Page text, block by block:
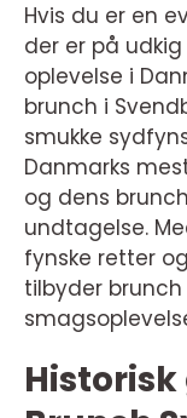
Hvis du er en
der er på
oplevelse i
brunch i
smukke
Danmarks
og dens
undtagelse.
fynske retter
tilbyder